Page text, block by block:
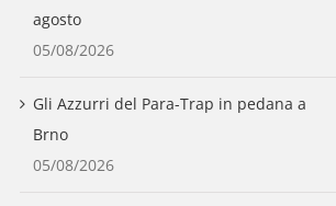
agosto
05/08/2026
Gli Azzurri del Para-Trap in pedana a
Brno
05/08/2026